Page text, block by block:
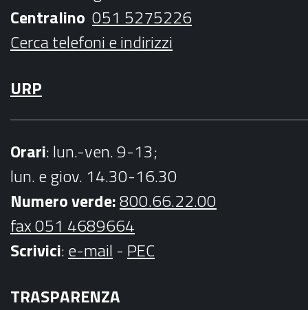
k
a
m
Centralino 051 5275226
Cerca telefoni e indirizzi
URP
Orari: lun.-ven. 9-13;
lun. e giov. 14.30-16.30
Numero verde:800.66.22.00
fax 051 4689664
Scrivici:e-mail - PEC
TRASPARENZA